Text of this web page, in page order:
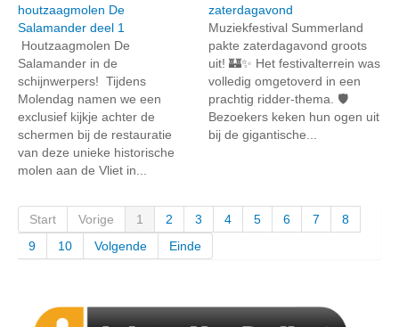
houtzaagmolen De
Salamander deel 1
Houtzaagmolen De
Salamander in de
schijnwerpers! Tijdens
Molendag namen we een
exclusief kijkje achter de
schermen bij de restauratie
van deze unieke historische
molen aan de Vliet in...
zaterdagavond
Muziekfestival Summerland
pakte zaterdagavond groots
uit! 🏰✨ Het festivalterrein was
volledig omgetoverd in een
prachtig ridder-thema. 🛡️
Bezoekers keken hun ogen uit
bij de gigantische...
Start Vorige 1 2 3 4 5 6 7
8
9
10 Volgende Einde